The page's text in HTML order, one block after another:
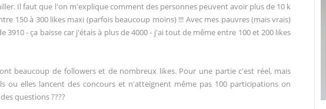
Il faut que l'on m'explique comment des personnes peuvent avoir plus de 10 k
150 à 300 likes maxi (parfois beaucoup moins) !!! Avec mes pauvres (mais vrais)
3910 - ça baisse car j'étais à plus de 4000 - j'ai tout de même entre 100 et 200 likes
beaucoup de followers et de nombreux likes. Pour une partie c'est réel, mais
ou elles lancent des concours et n'atteignent même pas 100 participations on
questions ????